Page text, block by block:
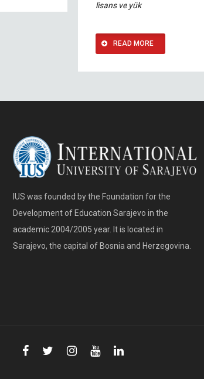
lisans ve yük
READ MORE
IUS was founded by the Foundation for the
Development of Education Sarajevo in the
academic 2004/2005 year. It is located in
Sarajevo, the capital of Bosnia and Herzegovina.